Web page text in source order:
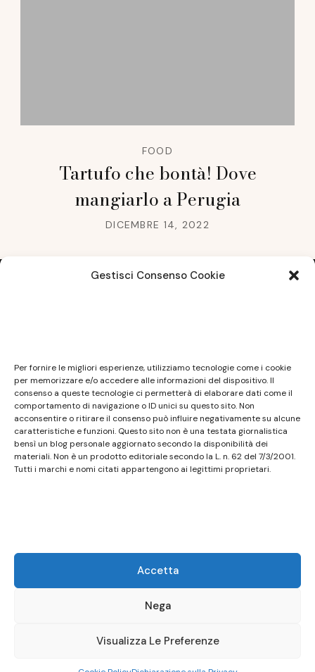
Gestisci Consenso Cookie
Per fornire le migliori esperienze, utilizziamo tecnologie come i cookie
per memorizzare e/o accedere alle informazioni del dispositivo. Il
consenso a queste tecnologie ci permetterà di elaborare dati come il
comportamento di navigazione o ID unici su questo sito. Non
acconsentire o ritirare il consenso può influire negativamente su alcune
caratteristiche e funzioni. Questo sito non è una testata giornalistica
bensì un blog personale aggiornato secondo la disponibilità dei
materiali. Non è un prodotto editoriale secondo la L. n. 62 del 7/3/2001.
Tutti i marchi e nomi citati appartengono ai legittimi proprietari.
Accetta
Nega
Visualizza Le Preferenze
FOOD
Tartufo che bontà! Dove
mangiarlo a Perugia
DICEMBRE 14, 2022
non ha carattere periodico essendo aggiornato
secondo la disponibilità e la reperibilità dei materiali.
Pertanto non può essere considerato in alcun modo
un prodotto editoriale ai sensi della L. n. 62 del
7/3/2001. Tutti i marchi riportati appartengono ai
legittimi proprietari; marchi di terzi, nomi di prodotti,
tecnici, in totale rispetto della normativa europea.
Maggiori dettagli alla pagina: